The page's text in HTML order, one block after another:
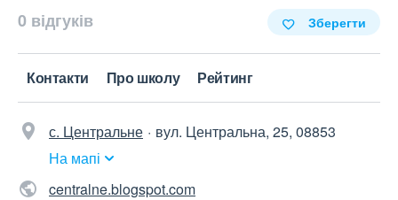
0 відгуків Зберегти
Контакти Про школу Рейтинг
с. Центральне
вул. Центральна, 25, 08853
На мапі
centralne.blogspot.com